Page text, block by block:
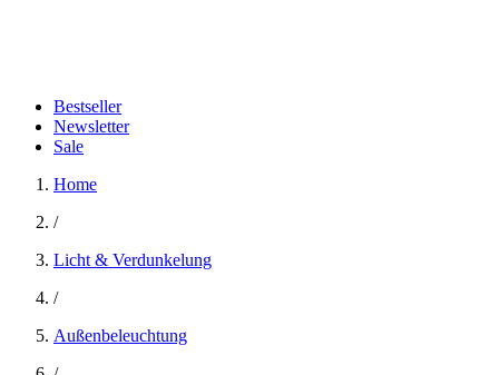
Bestseller
Newsletter
Sale
Home
/
Licht & Verdunkelung
/
Außenbeleuchtung